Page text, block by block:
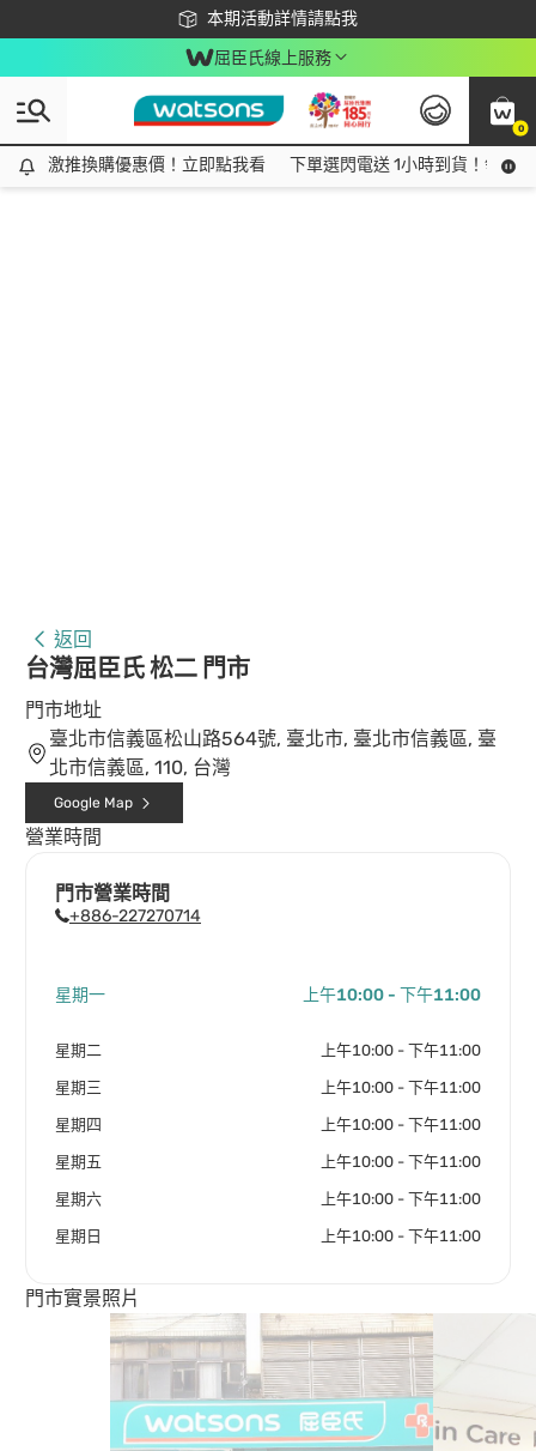
本期活動詳情請點我
下載app最高回饋$350
屈臣氏線上服務
0
激推換購優惠價！立即點我看
激推換購優惠價！立即點我看 下單選閃電送 1小時到貨！領神
返回
台灣屈臣氏 松二 門市
門市地址
臺北市信義區松山路564號, 臺北市, 臺北市信義區, 臺
北市信義區, 110, 台灣
Google Map
營業時間
門市營業時間
+886-227270714
星期一 上午10:00 - 下午11:00
星期二 上午10:00 - 下午11:00
星期三 上午10:00 - 下午11:00
星期四 上午10:00 - 下午11:00
星期五 上午10:00 - 下午11:00
星期六 上午10:00 - 下午11:00
星期日 上午10:00 - 下午11:00
門市實景照片